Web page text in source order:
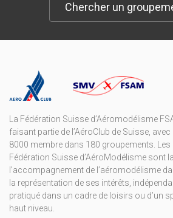
Chercher un
La Fédération Suisse d’Aéromodélisme
faisant partie de l’AéroClub de Suisse,
8000 membre dans 180 groupements. Les
Fédération Suisse d’AéroModélisme sont
l’accompagnement de l’aéromodélisme
la représentation de ses intérêts,
pratiqué dans un cadre de loisirs ou d’un
haut niveau.